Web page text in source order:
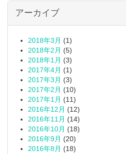
アーカイブ
2018年3月 (1)
2018年2月 (5)
2018年1月 (3)
2017年4月 (1)
2017年3月 (3)
2017年2月 (10)
2017年1月 (11)
2016年12月 (12)
2016年11月 (14)
2016年10月 (18)
2016年9月 (20)
2016年8月 (18)